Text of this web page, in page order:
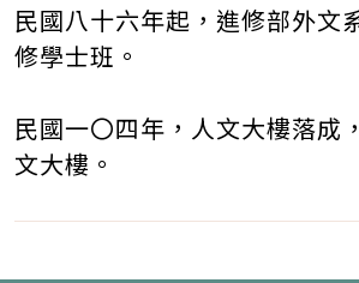
民國八十六年起，進修部外文
修學士班。
民國一〇四年，人文大樓落成
文大樓。